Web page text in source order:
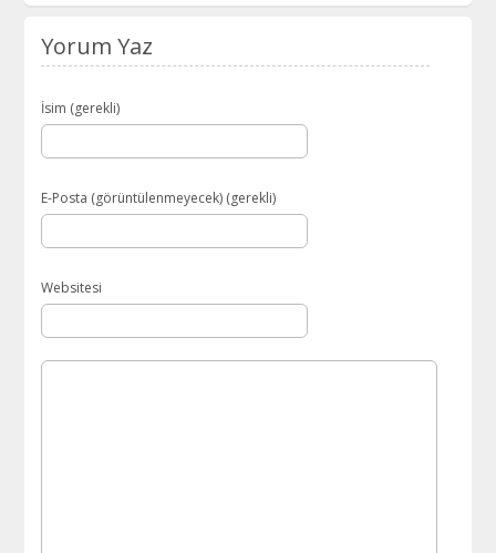
Yorum Yaz
İsim (gerekli)
E-Posta (görüntülenmeyecek) (gerekli)
Websitesi